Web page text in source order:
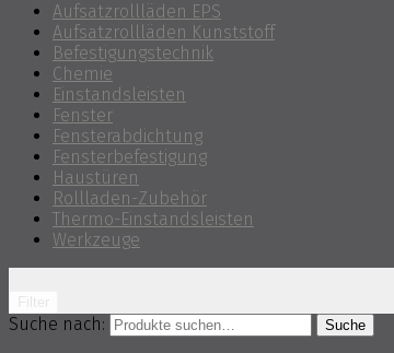
Aufsatzrollläden EPS
Aufsatzrollläden Kunststoff
Befestigungstechnik
Chemie
Einstandsleisten
Fenster
Fensterabdichtung
Fensterbefestigung
Haustüren
Rollladen-Zubehör
Thermo-Einstandsleisten
Werkzeuge
Suche nach: Suche